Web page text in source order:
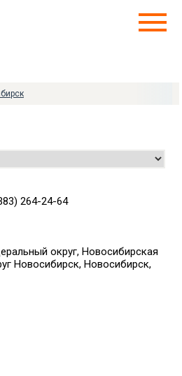
264-24-64
округ, Новосибирская
Новосибирск, Новосибирск,